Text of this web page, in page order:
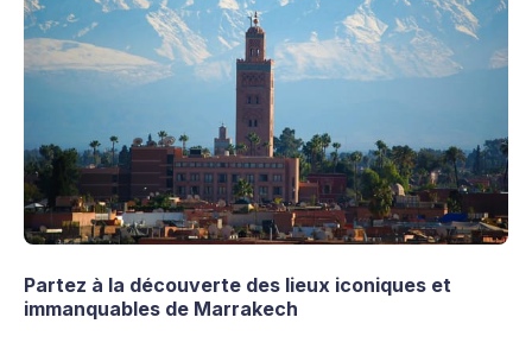
Partez à la découverte des lieux iconiques et
immanquables de Marrakech